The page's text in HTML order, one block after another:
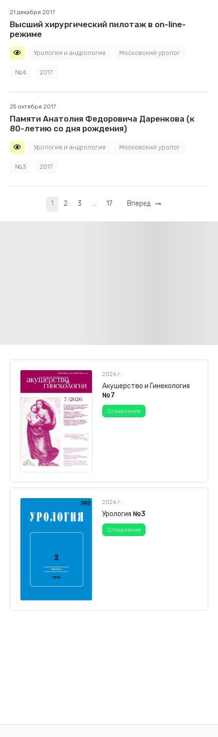
21 декабря 2017
Высший хирургический пилотаж в on-line-
режиме
Урология и андрология Московский уролог
№4 2017
25 октября 2017
Памяти Анатолия Федоровича Даренкова (к
80-летию со дня рождения)
Урология и андрология Московский уролог
№3 2017
1 2 3 … 17 Вперед
2026 г.
Акушерство и Гинекология
№7
Оглавление
2026 г.
Урология №3
Оглавление